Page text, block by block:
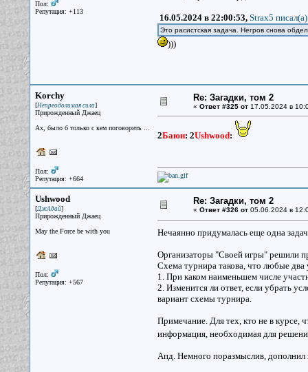
Пол:
Репутация: +113
16.05.2024 в 22:00:53, Strax5 писал(a)
Это расистская задача. Негров снова
)))
Korchy
[Непреодолимая сила]
Прирожденный Джаец
Ах, было б только с кем поговорить ...
Пол:
Репутация: +664
Re: Загадки, том 2
« Ответ #325 от17.05.2024 в
2Баюн: 2Ushwood:
Ushwood
[ДжАдай]
Прирожденный Джаец
May the Force be with you
Пол:
Репутация: +567
Re: Загадки, том 2
« Ответ #326 от05.06.2024 в
Нечаянно придумалась еще одна
Организаторы "Своей игры" решили
Схема турнира такова, что любые
1. При каком наименьшем числе
2. Изменится ли ответ, если убрать
вариант схемы турнира.
Примечание. Для тех, кто не в курсе,
информация, необходимая для
Апд. Немного поразмыслив,